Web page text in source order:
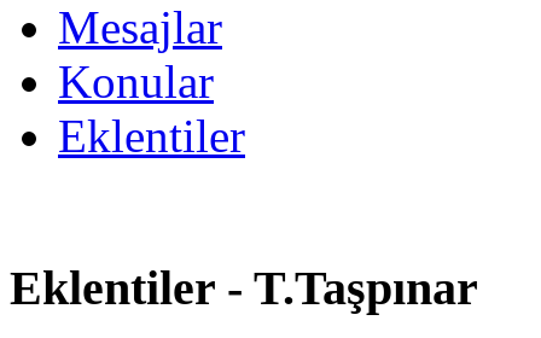
Mesajlar
Konular
Eklentiler
Eklentiler - T.Taşpınar